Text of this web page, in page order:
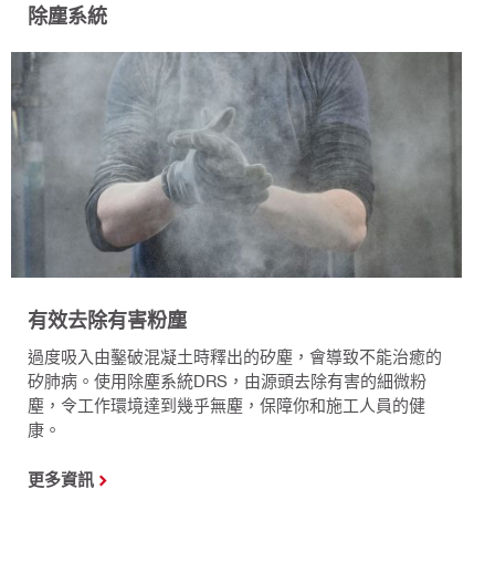
除塵系統
有效去除有害粉塵
過度吸入由鑿破混凝土時釋出的矽塵，會導致不能治癒的
矽肺病。使用除塵系統DRS，由源頭去除有害的細微粉
塵，令工作環境達到幾乎無塵，保障你和施工人員的健
康。
更多資訊